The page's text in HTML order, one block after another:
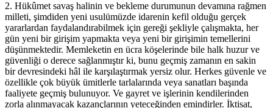
2. Hükûmet savaş halinin ve bekleme durumunun devamına rağmen
milleti, şimdiden yeni usulümüzde idarenin kefil olduğu gerçek
yararlardan faydalandırabilmek için gereği şekliyle çalışmakta, her
gün yeni bir girişim yapmakta veya yeni bir girişimin temellerini
düşünmektedir. Memleketin en ücra köşelerinde bile halk huzur ve
güvenliği o derece sağlanmıştır ki, bunu geçmiş zamanın en sakin
bir devresindeki hâl ile karşılaştırmak yersiz olur. Herkes güvenle ve
özellikle çok büyük ümitlerle tarlalarında veya sanatları başında
faaliyete geçmiş bulunuyor. Ve gayret ve işlerinin kendilerinden
zorla alınmayacak kazançlarının yeteceğinden emindirler. İktisat,